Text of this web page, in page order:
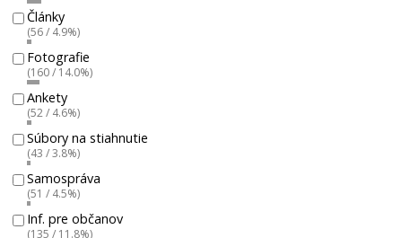
Články
(56 / 4.9%)
Fotografie
(160 / 14.0%)
Ankety
(52 / 4.6%)
Súbory na stiahnutie
(43 / 3.8%)
Samospráva
(51 / 4.5%)
Inf. pre občanov
(135 / 11.8%)